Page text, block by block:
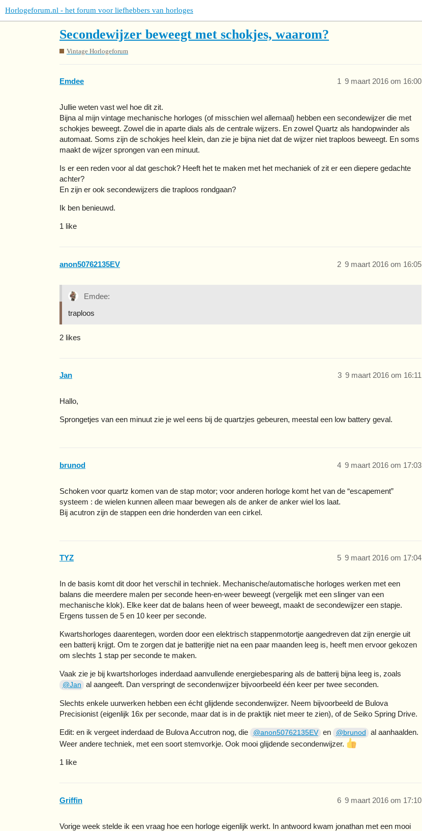
Horlogeforum.nl - het forum voor liefhebbers van horloges
Secondewijzer beweegt met schokjes, waarom?
Vintage Horlogeforum
Emdee 9 maart 2016 om 16:00
1
Jullie weten vast wel hoe dit zit.
Bijna al mijn vintage mechanische horloges (of misschien wel allemaal) hebben een secondewijzer die met
schokjes beweegt. Zowel die in aparte dials als de centrale wijzers. En zowel Quartz als handopwinder als
automaat. Soms zijn de schokjes heel klein, dan zie je bijna niet dat de wijzer niet traploos beweegt. En soms
maakt de wijzer sprongen van een minuut.
Is er een reden voor al dat geschok? Heeft het te maken met het mechaniek of zit er een diepere gedachte
achter?
En zijn er ook secondewijzers die traploos rondgaan?
Ik ben benieuwd.
1 like
anon50762135EV 9 maart 2016 om 16:05
2
Emdee:
traploos
2 likes
Jan 9 maart 2016 om 16:11
3
Hallo,
Sprongetjes van een minuut zie je wel eens bij de quartzjes gebeuren, meestal een low battery geval.
brunod 9 maart 2016 om 17:03
4
Schoken voor quartz komen van de stap motor; voor anderen horloge komt het van de “escapement”
systeem : de wielen kunnen alleen maar bewegen als de anker de anker wiel los laat.
Bij acutron zijn de stappen een drie honderden van een cirkel.
TYZ 9 maart 2016 om 17:04
5
In de basis komt dit door het verschil in techniek. Mechanische/automatische horloges werken met een
balans die meerdere malen per seconde heen-en-weer beweegt (vergelijk met een slinger van een
mechanische klok). Elke keer dat de balans heen of weer beweegt, maakt de secondewijzer een stapje.
Ergens tussen de 5 en 10 keer per seconde.
Kwartshorloges daarentegen, worden door een elektrisch stappenmotortje aangedreven dat zijn energie uit
een batterij krijgt. Om te zorgen dat je batterijtje niet na een paar maanden leeg is, heeft men ervoor gekozen
om slechts 1 stap per seconde te maken.
Vaak zie je bij kwartshorloges inderdaad aanvullende energiebesparing als de batterij bijna leeg is, zoals
@Jan al aangeeft. Dan verspringt de secondenwijzer bijvoorbeeld één keer per twee seconden.
Slechts enkele uurwerken hebben een écht glijdende secondenwijzer. Neem bijvoorbeeld de Bulova
Precisionist (eigenlijk 16x per seconde, maar dat is in de praktijk niet meer te zien), of de Seiko Spring Drive.
Edit: en ik vergeet inderdaad de Bulova Accutron nog, die @anon50762135EV en @brunod
al aanhaalden.
Weer andere techniek, met een soort stemvorkje. Ook mooi glijdende secondenwijzer.
1 like
Griffin 9 maart 2016 om 17:10
6
Vorige week stelde ik een vraag hoe een horloge eigenlijk werkt. In antwoord kwam jonathan met een mooi